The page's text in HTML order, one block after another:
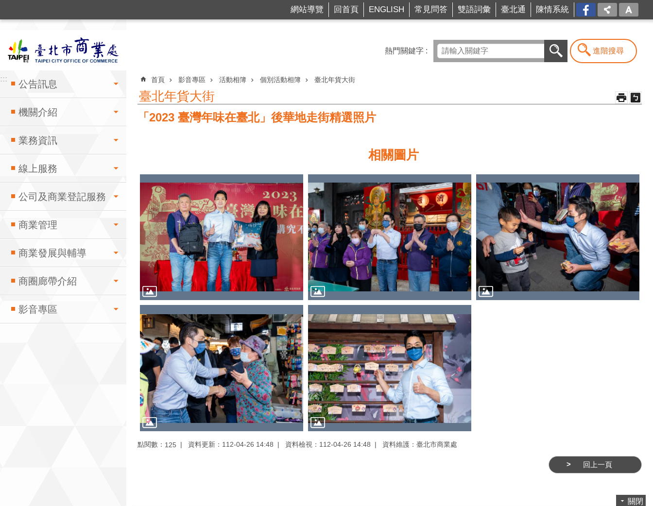
網站導覽 回首頁 ENGLISH 常見問答 雙語詞彙 臺北通 陳情系統 FB
::: 公告訊息
機關介紹
業務資訊
線上服務
公司及商業登記服務
商業管理
商業發展與輔導
商圈廊帶介紹
影音專區
熱門關鍵字 進階搜尋
:::
首頁 影音專區 活動相簿 個別活動相簿 臺北年貨大街
臺北年貨大街
「2023 臺灣年味在臺北」後華地走街精選照片
相關圖片
點閱數： 125 資料更新：112-04-26 14:48 資料檢視：112-04-26 14:48 資料維護：臺北市商業處
回上一頁
關閉